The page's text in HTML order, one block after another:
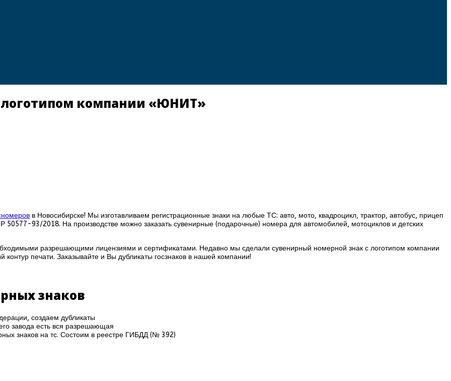
логотипом компании «ЮНИТ»
в Новосибирске! Мы изготавливаем регистрационные знаки на любые ТС: авто, мото, квадроцикл, трактор, автобус, прицеп
93/2018. На производстве можно заказать сувенирные (подарочные) номера для автомобилей, мотоциклов и детских
разрешающими лицензиями и сертификатами. Недавно мы сделали сувенирный номерной знак с логотипом компании
печати. Заказывайте и Вы дубликаты госзнаков в нашей компании!
знаков
создаем дубликаты
завода есть вся разрешающая
знаков на тс. Состоим в реестре ГИБДД (№ 392)